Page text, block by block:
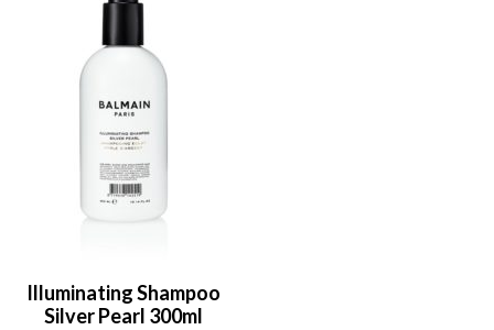
Illuminating Shampoo
Silver Pearl 300ml